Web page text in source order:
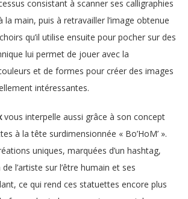
consistant à scanner ses calligraphies
la main, puis à retravailler l’image obtenue
qu’il utilise ensuite pour pocher sur des
lui permet de jouer avec la
et de formes pour créer des images
intéressantes.
vous interpelle aussi grâce à son concept
à la tête surdimensionnée « Bo’HoM’ ».
uniques, marquées d’un hashtag,
l’artiste sur l’être humain et ses
ce qui rend ces statuettes encore plus